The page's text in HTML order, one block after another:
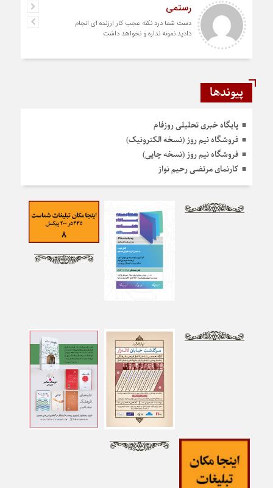
رستمی
دست شما درد نکنه عجب کار ارزنده ای انجام
دادید نمونه نداره و نخواهد داشت
پیوندها
پایگاه خبری تحلیلی روزفام
فروشگاه نیم روز (نسخه الکترونیک)
فروشگاه نیم روز (نسخه چاپی)
کارنمای مرتضی رحیم نواز